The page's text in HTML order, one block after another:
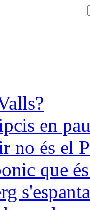
en
no és el
que és
s'espanta